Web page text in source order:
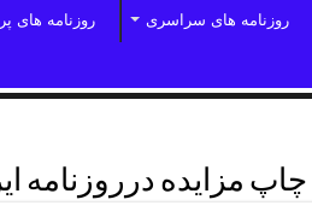
روزنامه های سراسری روزنامه های
چاپ مزایده درروزنامه